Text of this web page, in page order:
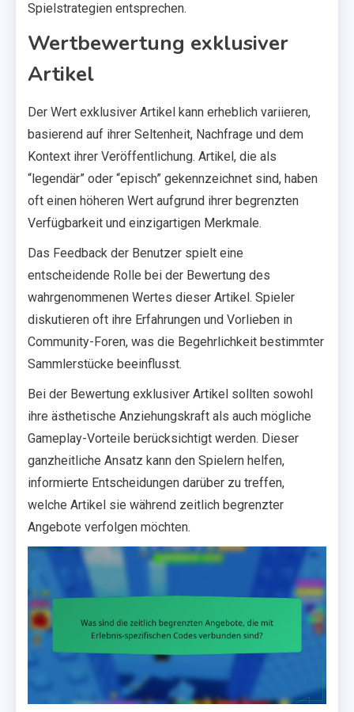
Spielstrategien entsprechen.
Wertbewertung exklusiver
Artikel
Der Wert exklusiver Artikel kann erheblich variieren,
basierend auf ihrer Seltenheit, Nachfrage und dem
Kontext ihrer Veröffentlichung. Artikel, die als
“legendär” oder “episch” gekennzeichnet sind, haben
oft einen höheren Wert aufgrund ihrer begrenzten
Verfügbarkeit und einzigartigen Merkmale.
Das Feedback der Benutzer spielt eine
entscheidende Rolle bei der Bewertung des
wahrgenommenen Wertes dieser Artikel. Spieler
diskutieren oft ihre Erfahrungen und Vorlieben in
Community-Foren, was die Begehrlichkeit bestimmter
Sammlerstücke beeinflusst.
Bei der Bewertung exklusiver Artikel sollten sowohl
ihre ästhetische Anziehungskraft als auch mögliche
Gameplay-Vorteile berücksichtigt werden. Dieser
ganzheitliche Ansatz kann den Spielern helfen,
informierte Entscheidungen darüber zu treffen,
welche Artikel sie während zeitlich begrenzter
Angebote verfolgen möchten.